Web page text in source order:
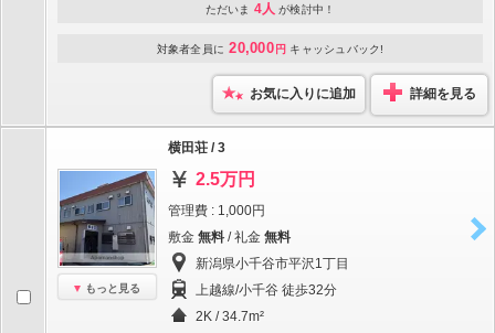
ただいま 4人 が検討中！
対象者全員に 20,000 円 キャッシュバック!
お気に入りに追加 詳細を見る
もっと見る
横田荘 / 3
2.5万円
管理費 : 1,000円
敷金 無料 / 礼金 無料
新潟県小千谷市平沢1丁目
上越線/小千谷 徒歩32分
2K / 34.7m²